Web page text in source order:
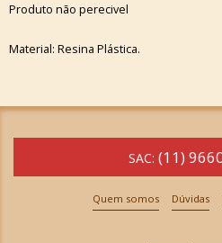
Produto não perecivel
Material: Resina Plástica.
SAC: (11)
Quem somos Dúvidas